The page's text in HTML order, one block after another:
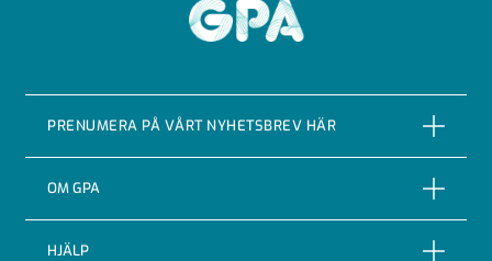
KVV500
KVV600
PRENUMERA PÅ VÅRT NYHETSBREV HÄR
OM GPA
Om företaget
HJÄLP